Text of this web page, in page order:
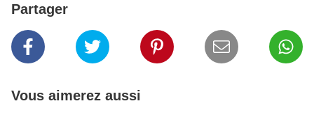
Partager
Vous aimerez aussi